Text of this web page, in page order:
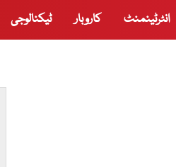
انٹرٹینمنٹ کاروبار ٹیکنالوجی